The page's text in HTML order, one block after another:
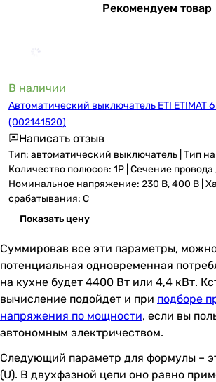
Рекомендуем товар
В наличии
Автоматический выключатель ETI ETIMAT 6
(002141520)
Написать отзыв
Тип: автоматический выключатель | Тип
Количество полюсов: 1P | Сечение провода ,
Номинальное напряжение: 230 В, 400 В |
срабатывания: C
Показать цену
Суммировав все эти параметры,
потенциальная одновременная
на кухне будет 4400 Вт или 4,4 кВт.
вычисление подойдет и при подборе
напряжения по мощности, если вы
автономным электричеством.
Следующий параметр для формулы –
(U). В двухфазной цепи оно равно